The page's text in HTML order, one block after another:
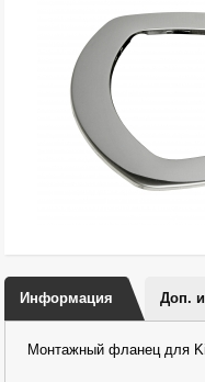
Информация Доп.
Монтажный фланец для